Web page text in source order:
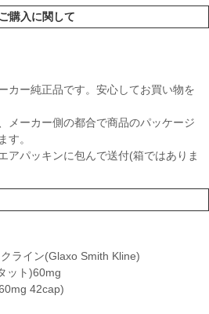
ご購入に関して
カー純正品です。安心してお買い物を
メーカー側の都合で商品のパッケージ
す。
アパッキンに包んで送付(箱ではありま
ライン(Glaxo Smith Kline)
ット)60mg
42cap)